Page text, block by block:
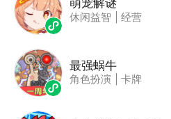
休闲益智 经营
最强蜗牛
角色扮演 卡牌